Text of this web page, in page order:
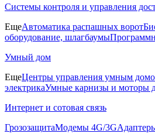
Системы контроля и управления
ЕщеАвтоматика распашных ворот
оборудование, шлагбаумы
Умный дом
ЕщеЦентры управления умным
электрикаУмные карнизы и моторы
Интернет и сотовая связь
ГрозозащитаМодемы 4G/3G